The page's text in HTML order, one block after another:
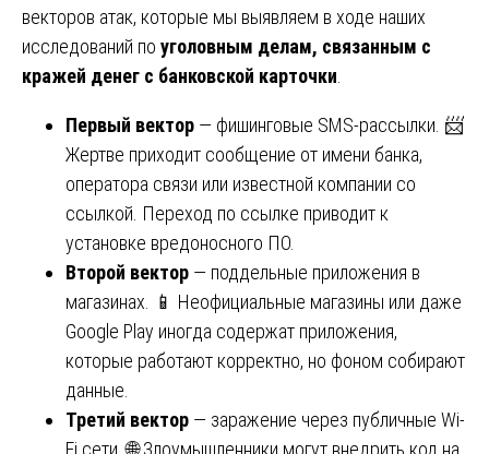
векторов атак, которые мы выявляем в ходе наших
исследований по уголовным делам, связанным с
кражей денег с банковской карточки
Первый вектор — фишинговые SMS-рассылки. 📨
Жертве приходит сообщение от имени банка,
оператора связи или известной компании со
ссылкой. Переход по ссылке приводит к
установке вредоносного ПО.
Второй вектор — поддельные приложения в
магазинах. 📱 Неофициальные магазины или даже
Google Play иногда содержат приложения,
которые работают корректно, но фоном собирают
данные.
Третий вектор — заражение через публичные Wi-
Fi сети. 🌐 Злоумышленники могут внедрить код на